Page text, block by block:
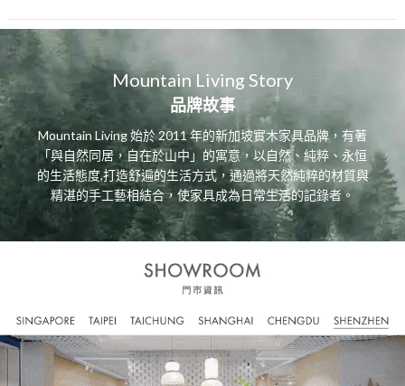
Mountain Living Story
品牌故事
Mountain Living 始於 2011 年的新加坡實木家具品牌，有著
「與自然同居，自在於山中」的寓意，以自然、純粹、永恒
的生活態度,打造舒遍的生活方式，通過將天然純粹的材質與
精湛的手工藝相結合，使家具成為日常生活的記錄者。